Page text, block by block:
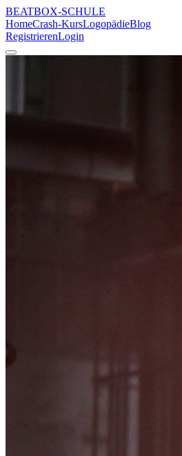
BEATBOX-SCHULE
HomeCrash-KursLogopädieBlog
RegistrierenLogin